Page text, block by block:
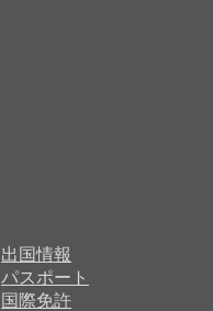
出国情報
パスポート
国際免許